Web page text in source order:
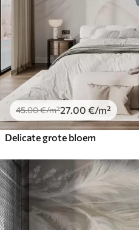
45.00€/m²27 .00 €/m²
Delicate grote bloem